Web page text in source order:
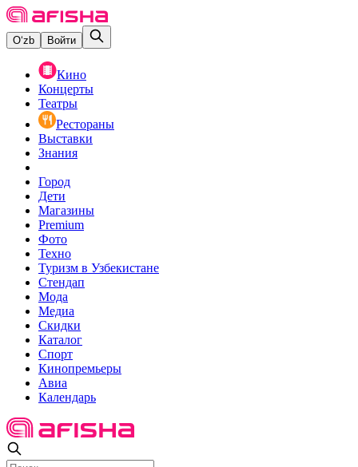
O‘zb Войти
Кино
Концерты
Театры
Рестораны
Выставки
Знания
Город
Дети
Магазины
Premium
Фото
Техно
Туризм в Узбекистане
Стендап
Мода
Медиа
Скидки
Каталог
Спорт
Кинопремьеры
Авиа
Календарь